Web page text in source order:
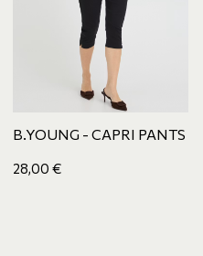
B.YOUNG - CAPRI PANTS
28,00 €